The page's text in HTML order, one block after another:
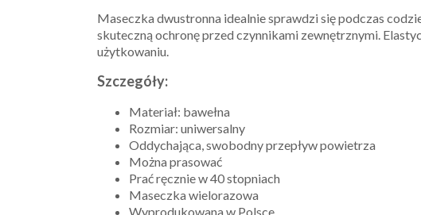
Maseczka dwustronna idealnie sprawdzi się podczas
skuteczną ochronę przed czynnikami zewnętrznymi.
użytkowaniu.
Szczegóły:
Materiał: bawełna
Rozmiar: uniwersalny
Oddychająca, swobodny przepływ powietrza
Można prasować
Prać ręcznie w 40 stopniach
Maseczka wielorazowa
Wyprodukowana w Polsce